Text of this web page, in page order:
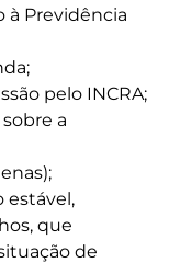
à Previdência
pelo INCRA;
a
estável,
que
de